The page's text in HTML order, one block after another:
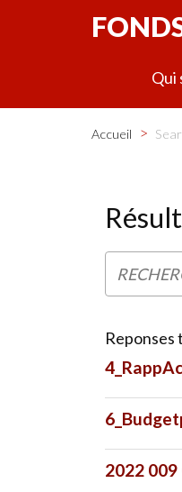
Qui
Accueil >
Reponses
2022 009